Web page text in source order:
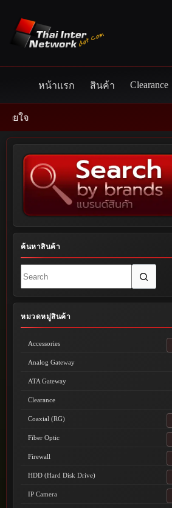
content
หน้าแรก สินค้า Clearance
ค้นหาสินค้า
results
หมวดหมู่สินค้า
Accessories
Analog Gateway
ATA Gateway
Clearance
Coaxial (RG)
Fiber Optic
Firewall
HDD (Hard Disk Drive)
IP Camera